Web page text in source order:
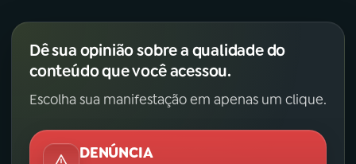
Dê sua opinião sobre a qualidade do
conteúdo que você acessou.
Escolha sua manifestação em apenas um clique.
DENÚNCIA